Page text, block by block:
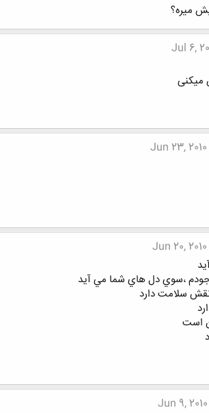
میره؟
Jul 6,
میکنی
Jun 23, 2010
Jun 20, 2010
،سوي دل هاي شما مي آيد
سلامت دارد
است
Jun 9, 2010